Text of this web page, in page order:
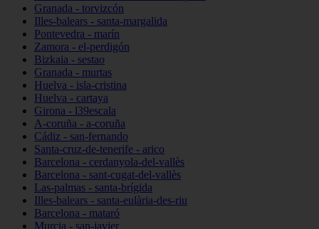
Granada - torvizcón
Illes-balears - santa-margalida
Pontevedra - marín
Zamora - el-perdigón
Bizkaia - sestao
Granada - murtas
Huelva - isla-cristina
Huelva - cartaya
Girona - l39escala
A-coruña - a-coruña
Cádiz - san-fernando
Santa-cruz-de-tenerife - arico
Barcelona - cerdanyola-del-vallès
Barcelona - sant-cugat-del-vallès
Las-palmas - santa-brígida
Illes-balears - santa-eulària-des-riu
Barcelona - mataró
Murcia - san-javier